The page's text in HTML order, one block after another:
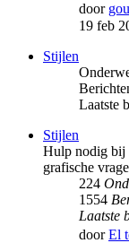
door
19 feb
Stijlen
Laatste
Stijlen
Hulp nodig bij
grafische
224
1554
Laatste
doorEl